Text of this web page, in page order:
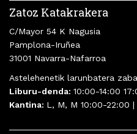
Zatoz Katakrakera
C/Mayor 54 K Nagusia
Pamplona-Iruñea
31001 Navarra-Nafarroa
Astelehenetik larunbatera
Liburu-denda: 10:00-14:00
Kantina: L, M, M 10:00-22:00 |